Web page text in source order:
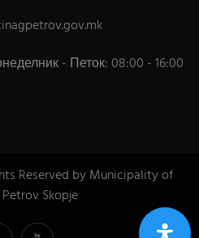
- Петок: 08:00 - 16:00
Reserved by Municipality of
Skopje